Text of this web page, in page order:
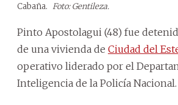
Cabaña. Foto: Gentileza.
Pinto Apostolagui (48) fue
de una vivienda de Ciudad del
operativo liderado por el
Inteligencia de la Policía Nacional.